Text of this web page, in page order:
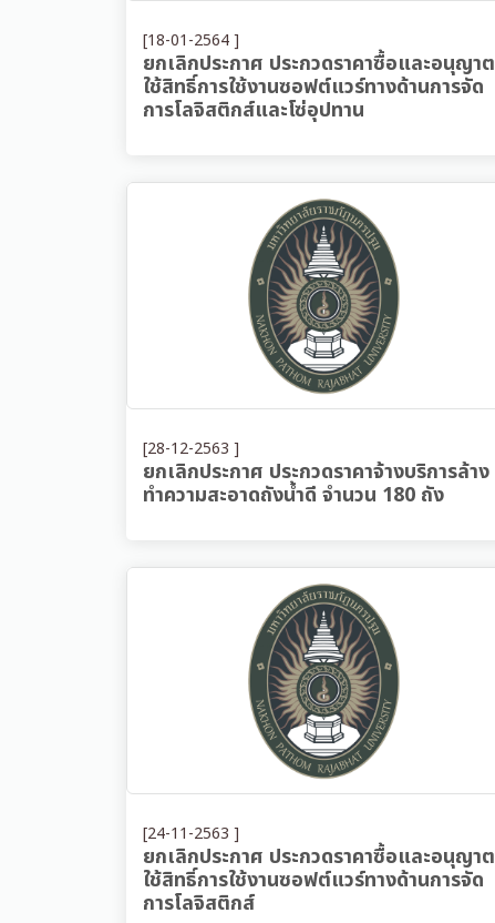
[18-01-2564 ]
ยกเลิกประกาศ ประกวดราคาซื้อและอนุญาต
ใช้สิทธิ์การใช้งานซอฟต์แวร์ทางด้านการจัด
การโลจิสติกส์และโซ่อุปทาน
[28-12-2563 ]
ยกเลิกประกาศ ประกวดราคาจ้างบริการล้าง
ทำความสะอาดถังน้ำดี จำนวน 180 ถัง
[24-11-2563 ]
ยกเลิกประกาศ ประกวดราคาซื้อและอนุญาต
ใช้สิทธิ์การใช้งานซอฟต์แวร์ทางด้านการจัด
การโลจิสติกส์